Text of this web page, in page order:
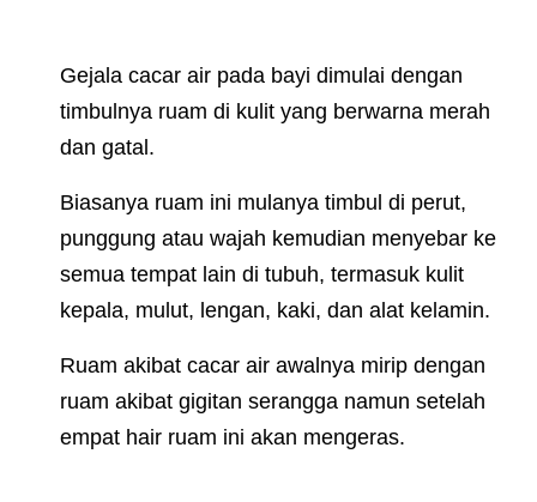
Gejala cacar air pada bayi dimulai dengan
timbulnya ruam di kulit yang berwarna merah
dan gatal.
Biasanya ruam ini mulanya timbul di perut,
punggung atau wajah kemudian menyebar ke
semua tempat lain di tubuh, termasuk kulit
kepala, mulut, lengan, kaki, dan alat kelamin.
Ruam akibat cacar air awalnya mirip dengan
ruam akibat gigitan serangga namun setelah
empat hair ruam ini akan mengeras.